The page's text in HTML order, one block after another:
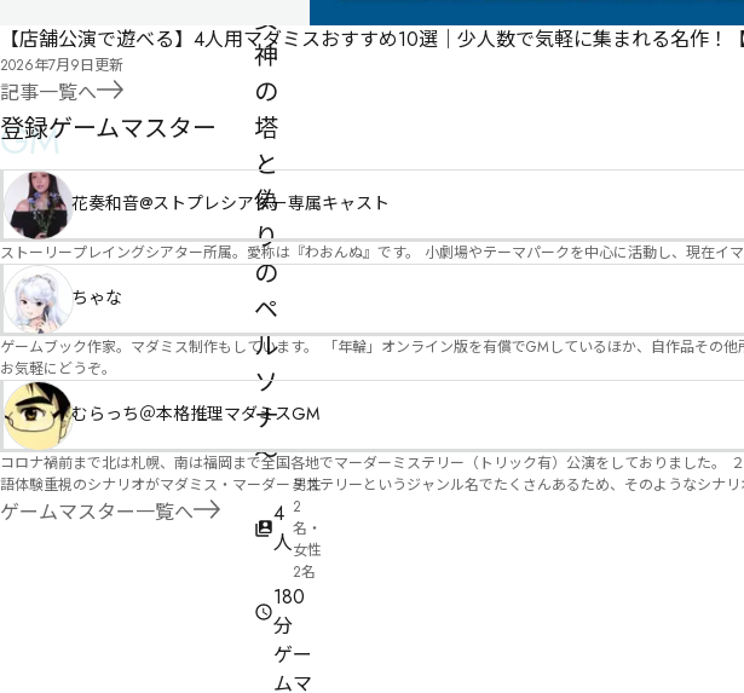
女
神
の
塔
と
偽
り
の
ペ
ル
ソ
ナ
～
4
人
男性
2
名・
女性
2名
180
分
ゲー
ムマ
【店舗公演で遊べる】4人用マダミスおすすめ10選｜少人数で気軽に集まれる名作！
2026年7月9日更新
記事一覧へ
GM
登録ゲームマスター
花奏和音@ストプレシアター専属キャスト
ストーリープレイングシアター所属。愛称は『わおんぬ』です。 小劇場やテーマパークを中心に活動し、現在イ
ちゃな
ゲームブック作家。マダミス制作もしています。 「年輪」オンライン版を有償でGMしているほか、自作品その
お気軽にどうぞ。
むらっち＠本格推理マダミスGM
コロナ禍前まで北は札幌、南は福岡まで全国各地でマーダーミステリー（トリック有）公演をしておりました。 ２０２５年現在、たくさんのマダミスシナリオが増えました。 エモい物
語体験重視のシナリオがマダミス・マーダーミステリーというジャンル名でたくさんあるため、そのようなシナリオは簡単に遊べます。 しかし、２～３
たことないトリックが解ける閃きや犯人として逃げ切る楽しみのある本格推理マーダーミステリーを見つけることが難しくなっていませんか？
ゲームマスター一覧へ